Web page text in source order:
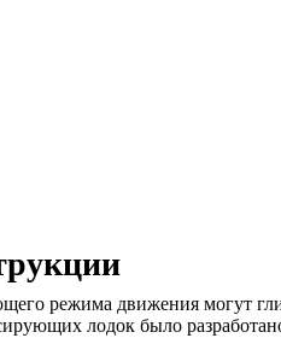
режима движения могут
лодок было